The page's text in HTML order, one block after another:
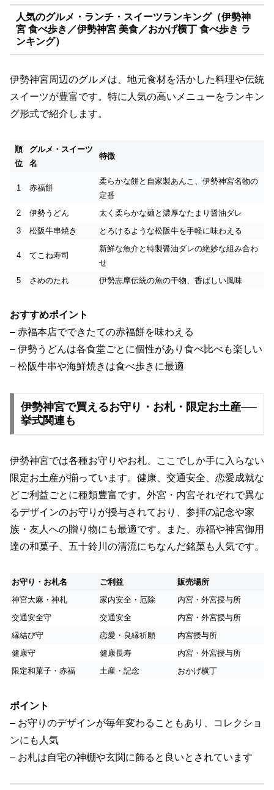
人気のグルメ・ランチ・スイーツランキング（伊勢神
宮 食べ歩き／伊勢神宮 美食／おかげ横丁 食べ歩き ラ
ンキング）
伊勢神宮周辺のグルメは、地元食材を活かした料理や伝統
スイーツが豊富です。特に人気の高いメニューをランキン
グ形式で紹介します。
順
位
グルメ・スイーツ
名
特徴
1 赤福餅
柔らかな餅と自家製あんこ、伊勢神宮名物の
定番
2
伊勢うどん
太く柔らかな麺と濃厚なたまり醤油ダレ
3
松阪牛串焼き とろけるような松阪牛を手軽に味わえる
4 てこね寿司
新鮮な魚介と特製醤油ダレの絶妙な組み合わ
せ
5
さめのたれ 伊勢志摩伝統の魚の干物、香ばしい風味
おすすめポイント
– 赤福本店でできたての赤福餅を味わえる
– 伊勢うどんは各食堂ごとに個性があり食べ比べも楽しい
– 松阪牛串や海鮮焼きは食べ歩きに最適
伊勢神宮で買えるお守り・お札・限定お土産──
挙式関連も
伊勢神宮では各種お守りやお札、ここでしか手に入らない
限定お土産が揃っています。健康、交通安全、恋愛成就な
どご利益ごとに種類豊富です。外宮・内宮それぞれで異な
るデザインのお守りが授与されており、参拝の記念や家
族・友人への贈り物にも最適です。また、赤福や神宮御用
達の和菓子、五十鈴川の清流にちなんだ銘菓も人気です。
お守り・お札名 ご利益
販売場所
神宮大麻・神札
家内安全・厄除
内宮・外宮授与所
交通安全守
交通安全
内宮・外宮授与所
縁結び守
恋愛・良縁祈願
内宮授与所
健康守
健康長寿
内宮・外宮授与所
限定和菓子・赤福
土産・記念 おかげ横丁
ポイント
– お守りのデザインが毎年変わることもあり、コレクショ
ンにも人気
– お札は自宅の神棚や玄関に飾ると良いとされています